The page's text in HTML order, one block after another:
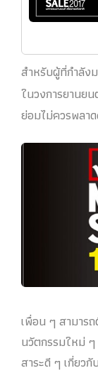
สำหรับผู้ที่กำลัง
ในวงการยานย
ย่อมไม่ควรพลา
เพื่อน ๆ สามาร
นวัตกรรมใหม่
สาระดี ๆ เกี่ยว